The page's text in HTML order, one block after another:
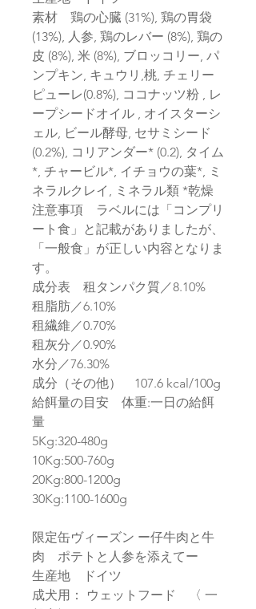
素材 鶏の心臓 (31%), 鶏の胃袋
(13%), 人参, 鶏のレバー (8%), 鶏の
皮 (8%), 米 (8%), ブロッコリー, パ
ンプキン, キュウリ,桃, チェリー
ピューレ(0.8%), ココナッツ粉 , レ
ープシードオイル , オイスターシ
ェル, ビール酵母, セサミシード
(0.2%), コリアンダー* (0.2), タイム
*, チャービル*, イチョウの葉*, ミ
ネラルクレイ, ミネラル類 *乾燥
注意事項 ラベルには「コンプリ
ート食」と記載がありましたが、
「一般食」が正しい内容となりま
す。
成分表 租タンパク質／8.10%
租脂肪／6.10%
租繊維／0.70%
租灰分／0.90%
水分／76.30%
成分（その他） 107.6 kcal/100g
給餌量の目安 体重:一日の給餌
量
5Kg:320-480g
10Kg:500-760g
20Kg:800-1200g
30Kg:1100-1600g
限定缶ヴィーズン ー仔牛肉と牛
肉 ポテトと人参を添えてー
生産地 ドイツ
成犬用： ウェットフード 〈 一